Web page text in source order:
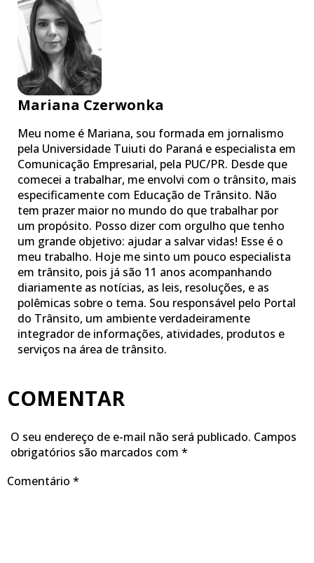
Mariana Czerwonka
Meu nome é Mariana, sou formada em jornalismo
pela Universidade Tuiuti do Paraná e especialista em
Comunicação Empresarial, pela PUC/PR. Desde que
comecei a trabalhar, me envolvi com o trânsito, mais
especificamente com Educação de Trânsito. Não
tem prazer maior no mundo do que trabalhar por
um propósito. Posso dizer com orgulho que tenho
um grande objetivo: ajudar a salvar vidas! Esse é o
meu trabalho. Hoje me sinto um pouco especialista
em trânsito, pois já são 11 anos acompanhando
diariamente as notícias, as leis, resoluções, e as
polêmicas sobre o tema. Sou responsável pelo Portal
do Trânsito, um ambiente verdadeiramente
integrador de informações, atividades, produtos e
serviços na área de trânsito.
COMENTAR
O seu endereço de e-mail não será publicado. Campos
obrigatórios são marcados com *
Comentário *